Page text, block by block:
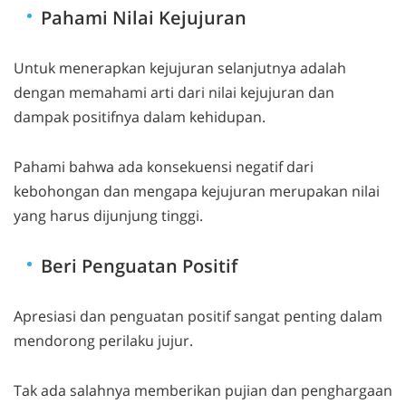
Pahami Nilai Kejujuran
Untuk menerapkan kejujuran selanjutnya adalah
dengan memahami arti dari nilai kejujuran dan
dampak positifnya dalam kehidupan.
Pahami bahwa ada konsekuensi negatif dari
kebohongan dan mengapa kejujuran merupakan nilai
yang harus dijunjung tinggi.
Beri Penguatan Positif
Apresiasi dan penguatan positif sangat penting dalam
mendorong perilaku jujur.
Tak ada salahnya memberikan pujian dan penghargaan